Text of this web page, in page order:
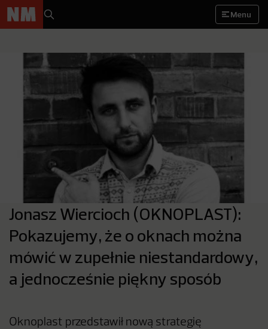
Menu
Jonasz Wiercioch (OKNOPLAST):
Pokazujemy, że o oknach można
mówić w zupełnie niestandardowy,
a jednocześnie piękny sposób
Oknoplast przedstawił nową strategię